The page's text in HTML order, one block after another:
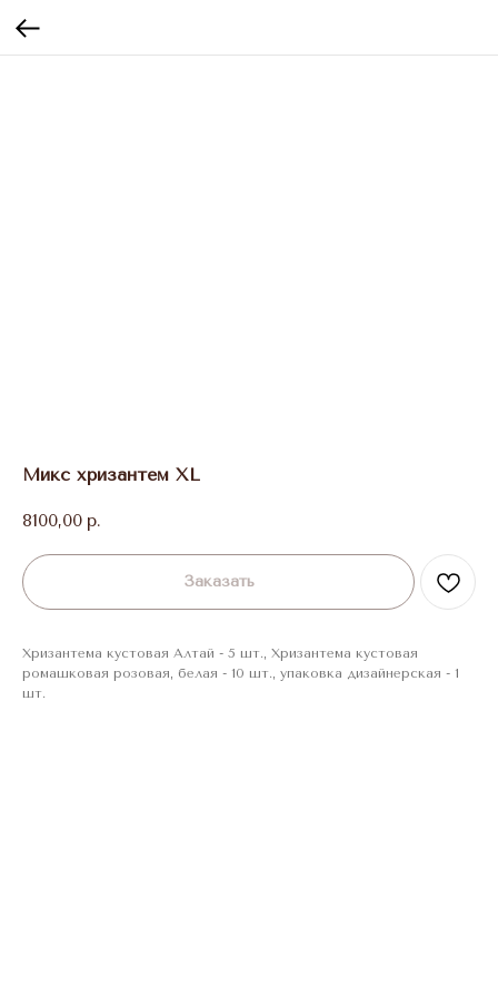
Микс хризантем XL
8100,00 р.
Заказать
Хризантема кустовая Алтай - 5 шт., Хризантема кустовая
ромашковая розовая, белая - 10 шт., упаковка дизайнерская - 1
шт.